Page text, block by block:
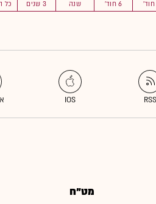
6 חוד' שנה 3 שנים כל
מט"ח